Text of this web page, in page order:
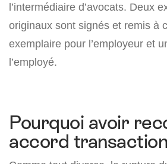
l’intermédiaire d’avocats. Deux
originaux sont signés et remis à
exemplaire pour l’employeur et
l’employé.
Pourquoi avoir
accord